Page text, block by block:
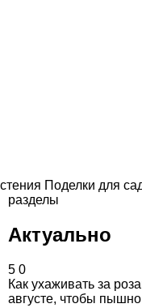
Поделки для
разделы
Актуально
5 0
Как ухаживать за
августе, чтобы